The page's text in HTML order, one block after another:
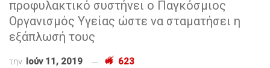
προφυλακτικό συστήνει ο Παγκόσμιος
Οργανισμός Υγείας ώστε να σταματήσει η
εξάπλωσή τους
την Ιούν 11, 2019 623